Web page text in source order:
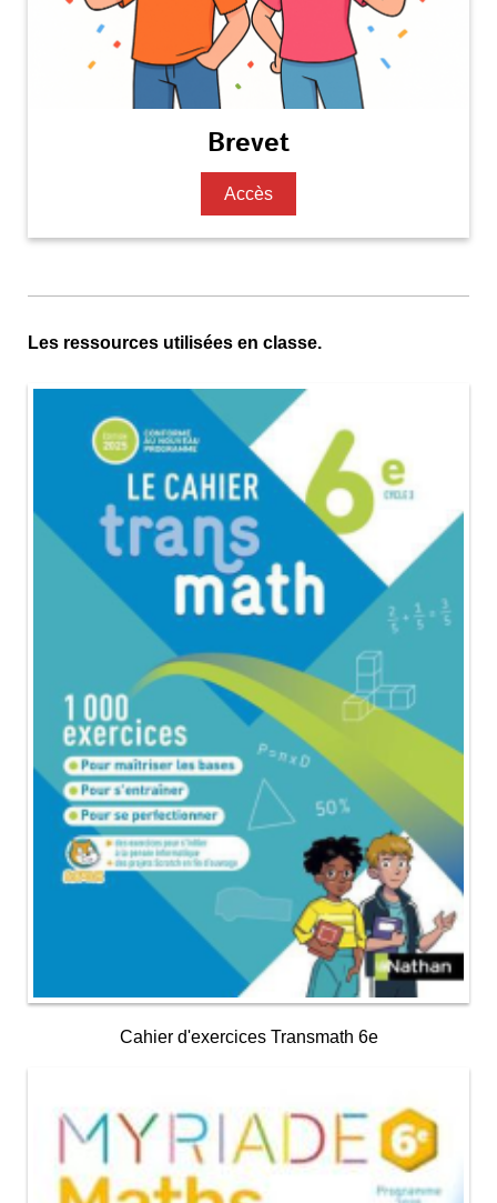
Brevet
Accès
Les ressources utilisées en classe.
Cahier d'exercices Transmath 6e